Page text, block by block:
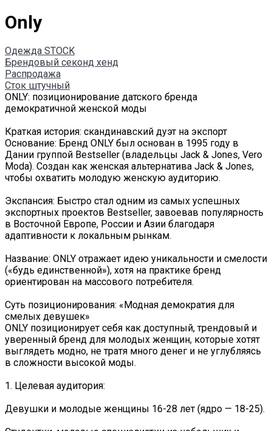
Only
Одежда STOCK
Брендовый секонд хенд
Распродажа
Сток штучный
ONLY: позиционирование датского бренда
демократичной женской моды
Краткая история: скандинавский дуэт на экспорт
Основание: Бренд ONLY был основан в 1995 году в
Дании группой Bestseller (владельцы Jack & Jones, Vero
Moda). Создан как женская альтернатива Jack & Jones,
чтобы охватить молодую женскую аудиторию.
Экспансия: Быстро стал одним из самых успешных
экспортных проектов Bestseller, завоевав популярность
в Восточной Европе, России и Азии благодаря
адаптивности к локальным рынкам.
Название: ONLY отражает идею уникальности и смелости
(«будь единственной»), хотя на практике бренд
ориентирован на массового потребителя.
Суть позиционирования: «Модная демократия для
смелых девушек»
ONLY позиционирует себя как доступный, трендовый и
уверенный бренд для молодых женщин, которые хотят
выглядеть модно, не тратя много денег и не углубляясь
в сложности высокой моды.
1. Целевая аудитория:
Девушки и молодые женщины 16-28 лет (ядро — 18-25).